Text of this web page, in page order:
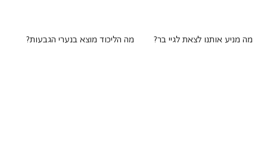
מה מניע אותנו לצאת לגיי בר? מה הליכוד מוצא בנערי הגבעות?